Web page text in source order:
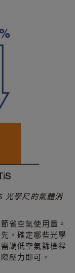
光學尺的氣體消
省空氣使用量。
，確定哪些光學
調低空氣篩檢程
壓力即可。